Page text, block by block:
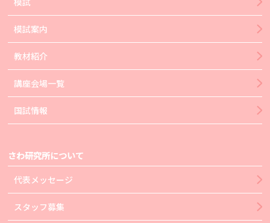
模試案内
教材紹介
講座会場一覧
国試情報
さわ研究所について
代表メッセージ
スタッフ募集